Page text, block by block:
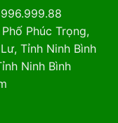
Phúc Trọng,
Tỉnh Ninh Bình
Ninh Bình